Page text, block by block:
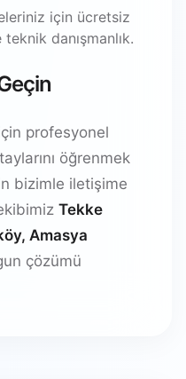
için ücretsiz
danışmanlık.
profesyonel
öğrenmek
bizimle iletişime
Tekke
Amasya
çözümü